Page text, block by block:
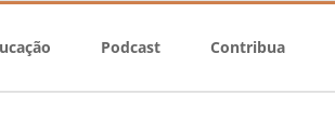
Podcast Contribua